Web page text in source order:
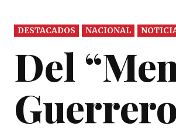
DESTACADOS NACIONAL
Del